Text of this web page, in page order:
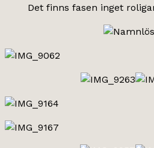
Det finns fasen inget